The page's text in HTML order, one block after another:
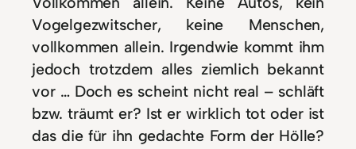
Vogelgezwitscher, keine Menschen,
vollkommen allein. Irgendwie kommt ihm
jedoch trotzdem alles ziemlich bekannt
vor … Doch es scheint nicht real – schläft
bzw. träumt er? Ist er wirklich tot oder ist
das die für ihn gedachte Form der Hölle?